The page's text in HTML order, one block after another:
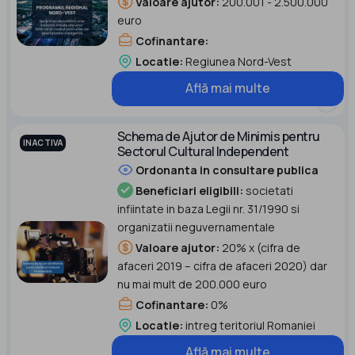
euro
Cofinantare:
Locatie: Regiunea Nord-Vest
Află mai multe
INACTIVA
Schema de Ajutor de Minimis pentru
Sectorul Cultural Independent
Ordonanta in consultare publica
Beneficiari eligibili: societati
infiintate in baza Legii nr. 31/1990 si
organizatii neguvernamentale
Valoare ajutor: 20% x (cifra de
afaceri 2019 – cifra de afaceri 2020) dar
nu mai mult de 200.000 euro
Cofinantare: 0%
Locatie: intreg teritoriul Romaniei